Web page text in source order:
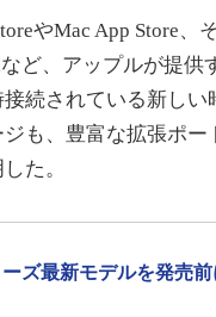
やMac App Store、
ど、アップルが提供
続されている新しい
も、豊富な拡張ポ
た。
ズ最新モデルを発売